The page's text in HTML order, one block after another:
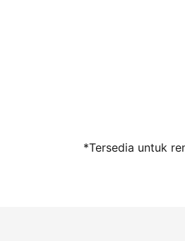
Jadi tuan
*Tersedia untuk